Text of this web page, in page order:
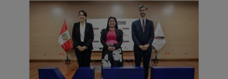
carouselmosaïque